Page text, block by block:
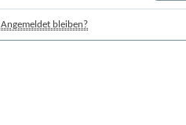
Angemeldet bleiben?